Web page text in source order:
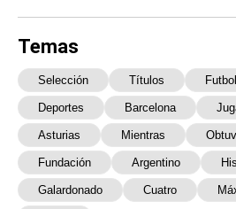
Temas
Selección Títulos
Deportes Barcelona
Asturias Mientras
Fundación Argentino
Galardonado Cuatro